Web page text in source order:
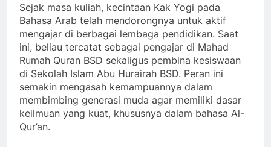
Sejak masa kuliah, kecintaan Kak Yogi pada
Bahasa Arab telah mendorongnya untuk aktif
mengajar di berbagai lembaga pendidikan. Saat
ini, beliau tercatat sebagai pengajar di Mahad
Rumah Quran BSD sekaligus pembina kesiswaan
di Sekolah Islam Abu Hurairah BSD. Peran ini
semakin mengasah kemampuannya dalam
membimbing generasi muda agar memiliki dasar
keilmuan yang kuat, khususnya dalam bahasa Al-
Qur’an.